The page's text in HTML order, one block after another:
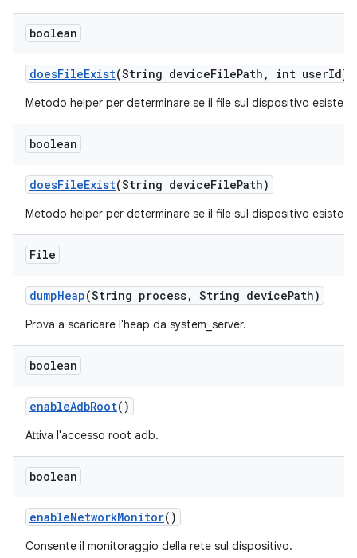
boolean
doesFileExist(String deviceFilePath , int userId)
Metodo helper per determinare se il file sul dispositivo esiste
boolean
doesFileExist(String deviceFilePath)
Metodo helper per determinare se il file sul dispositivo esiste.
File
dumpHeap(String process, String devicePath)
Prova a scaricare l'heap da system_server.
boolean
enableAdbRoot()
Attiva l'accesso root adb.
boolean
enableNetworkMonitor()
Consente il monitoraggio della rete sul dispositivo.